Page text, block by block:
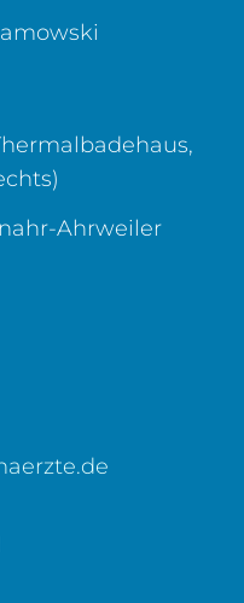
Ahrweiler